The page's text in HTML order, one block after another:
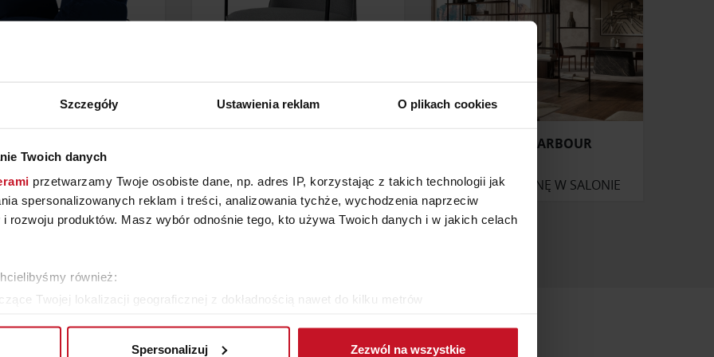
Szczegóły Ustawienia reklam O plikach cookies
Twoich danych
przetwarzamy Twoje osobiste dane, np. adres IP, korzystając z takich technologii jak
spersonalizowanych reklam i treści, analizowania tychże, wychodzenia naprzeciw
rozwoju produktów. Masz wybór odnośnie tego, kto używa Twoich danych i w jakich celach
również:
Twojej lokalizacji geograficznej z dokładnością nawet do kilku metrów
Spersonalizuj Zezwól na wszystkie
O CENĘ W SALONIE ZAPYTAJ O CENĘ W SALONIE
REGAŁ HARBOUR
ZAPYTAJ O CENĘ W SALONIE